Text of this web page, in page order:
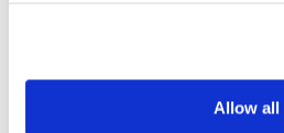
Allow all